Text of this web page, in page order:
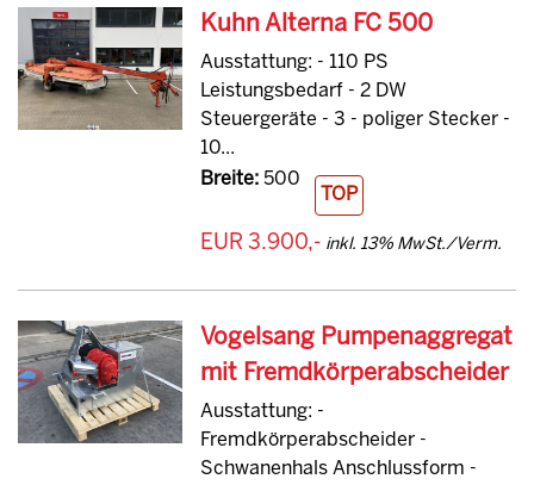
Kuhn Alterna FC 500
Ausstattung: - 110 PS
Leistungsbedarf - 2 DW
Steuergeräte - 3 - poliger Stecker -
10...
Breite:500
TOP
EUR 3.900,- inkl. 13% MwSt./Verm.
Vogelsang Pumpenaggregat
mit Fremdkörperabscheider
Ausstattung: -
Fremdkörperabscheider -
Schwanenhals Anschlussform -